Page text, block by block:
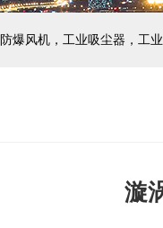
爆风机，工业吸尘器，工
漩